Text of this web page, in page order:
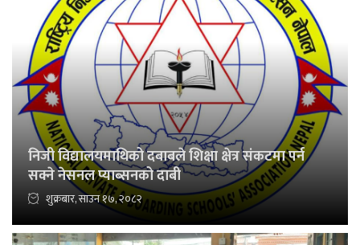
निजी विद्यालयमाथिको दबाबले शिक्षा क्षेत्र संकटमा पर्न
सक्ने नेसनल प्याब्सनको दाबी
शुक्रबार, साउन १७, २०८२